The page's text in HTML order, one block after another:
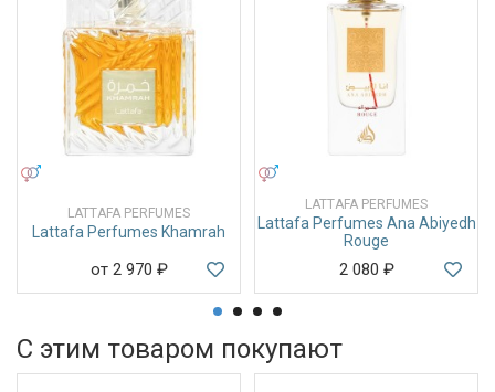
LATTAFA PERFUMES
Lattafa Perfumes Khamrah
от 2 970 ₽
LATTAFA PERFUMES
Lattafa Perfumes Ana Abiyedh
Rouge
2 080 ₽
С этим товаром покупают